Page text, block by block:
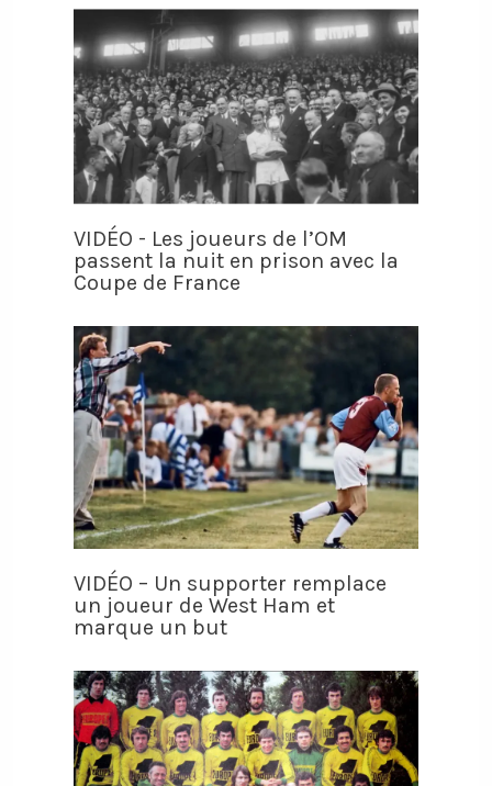
VIDÉO - Les joueurs de l’OM
passent la nuit en prison avec la
Coupe de France
VIDÉO – Un supporter remplace
un joueur de West Ham et
marque un but